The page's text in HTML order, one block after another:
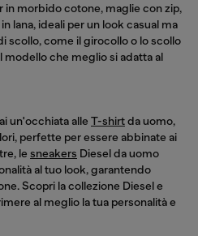
in morbido cotone, maglie con zip,
lana, ideali per un look casual ma
scollo, come il girocollo o lo scollo
modello che meglio si adatta al
un'occhiata alle T-shirtda uomo,
perfette per essere abbinate ai
le sneakers Diesel da uomo
al tuo look, garantendo
Scopri la collezione Diesel e
al meglio la tua personalità e